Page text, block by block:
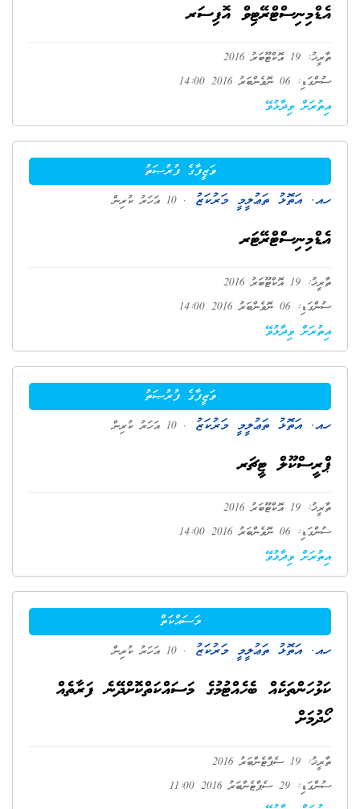
އެޑްމިނިސްޓްރޭޓިވް އޮފިސަރ
ތާރީޚު: 19 އޮކްޓޫބަރު 2016
ސުންގަޑި: 06 ނޮވެންބަރު 2016 14:00
އިތުރަށް ވިދާޅުވޭ
ވަޒީފާގެ ފުރުޞަތު
ހއ. އަތޮޅު ތަޢުލީމީ މަރުކަޒު . 10 އަހަރު ކުރިން
އެޑްމިނިސްޓްރޭޓަރ
ތާރީޚު: 19 އޮކްޓޫބަރު 2016
ސުންގަޑި: 06 ނޮވެންބަރު 2016 14:00
އިތުރަށް ވިދާޅުވޭ
ވަޒީފާގެ ފުރުޞަތު
ހއ. އަތޮޅު ތަޢުލީމީ މަރުކަޒު . 10 އަހަރު ކުރިން
ޕްރީސްކޫލް ޓީޗަރ
ތާރީޚު: 19 އޮކްޓޫބަރު 2016
ސުންގަޑި: 06 ނޮވެންބަރު 2016 14:00
އިތުރަށް ވިދާޅުވޭ
މަސައްކަތް
ހއ. އަތޮޅު ތަޢުލީމީ މަރުކަޒު . 10 އަހަރު ކުރިން
ކަޅުހަންތަކެއް ބެހެއްޓުމުގެ މަސައްކަތްކޮށްދޭނެ ފަރާތެއް
ހޯދުމަށް
ތާރީޚު: 19 ސެޕްޓެންބަރު 2016
ސުންގަޑި: 29 ސެޕްޓެންބަރު 2016 11:00